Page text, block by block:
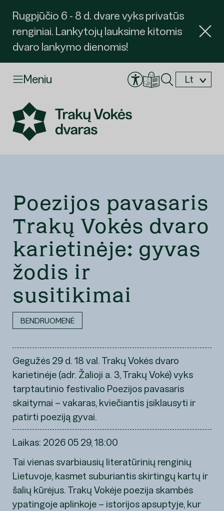
Rugpjūčio 6 - 8 d. dvare vyks privatūs
renginiai. Lankytojų lauksime kitomis
dvaro lankymo dienomis!
Meniu
Lt
Poezijos pavasaris
Trakų Vokės dvaro
karietinėje: gyvas
žodis ir
susitikimai
BENDRUOMENĖ
Gegužės 29 d. 18 val. Trakų Vokės dvaro
karietinėje (adr. Žalioji a. 3, Trakų Vokė) vyks
tarptautinio festivalio Poezijos pavasaris
skaitymai – vakaras, kviečiantis įsiklausyti ir
patirti poeziją gyvai.
Laikas: 2026 05 29, 18:00
Tai vienas svarbiausių literatūrinių renginių
Lietuvoje, kasmet suburiantis skirtingų kartų ir
šalių kūrėjus. Trakų Vokėje poezija skambės
ypatingoje aplinkoje – istorijos apsuptyje, kur
Užsakyti